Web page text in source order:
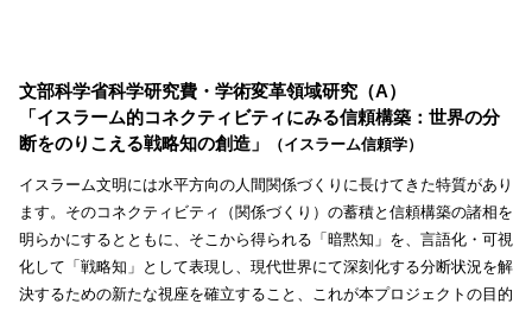
文部科学省科学研究費・学術変革領域研究（A）
「イスラーム的コネクティビティにみる信頼構築：世界の分
断をのりこえる戦略知の創造」
（イスラーム信頼学）
イスラーム文明には水平方向の人間関係づくりに長けてきた特質があり
ます。そのコネクティビティ（関係づくり）の蓄積と信頼構築の諸相を
明らかにするとともに、そこから得られる「暗黙知」を、言語化・可視
化して「戦略知」として表現し、現代世界にて深刻化する分断状況を解
決するための新たな視座を確立すること、これが本プロジェクトの目的